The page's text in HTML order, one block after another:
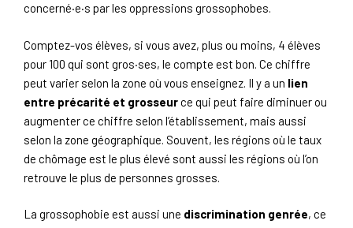
concerné·e·s par les oppressions grossophobes.
Comptez-vos élèves, si vous avez, plus ou moins, 4 élèves
pour 100 qui sont gros·ses, le compte est bon. Ce chiffre
peut varier selon la zone où vous enseignez. Il y a un lien
entre précarité et grosseurce qui peut faire diminuer ou
augmenter ce chiffre selon l’établissement, mais aussi
selon la zone géographique. Souvent, les régions où le taux
de chômage est le plus élevé sont aussi les régions où l’on
retrouve le plus de personnes grosses.
La grossophobie est aussi une discrimination genrée, ce